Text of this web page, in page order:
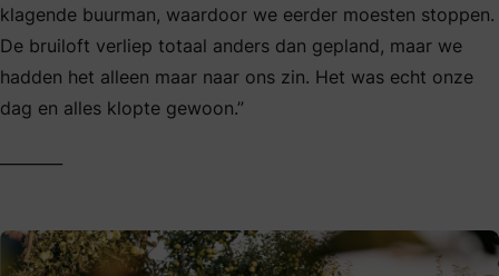
klagende buurman, waardoor we eerder moesten stoppen.
De bruiloft verliep totaal anders dan gepland, maar we
hadden het alleen maar naar ons zin. Het was echt onze
dag en alles klopte gewoon.”